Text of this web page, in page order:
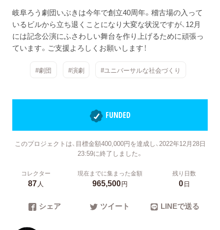
岐阜ろう劇団いぶきは今年で創立40周年。稽古場の入って
いるビルから立ち退くことになり大変な状況ですが、12月
には記念公演にふさわしい舞台を作り上げるために頑張っ
ています。ご支援よろしくお願いします！
#劇団 #演劇 #ユニバーサルな社会づくり
FUNDED
このプロジェクトは、目標金額400,000円を達成し、2022年12月28日
23:59に終了しました。
コレクター
87人
現在までに集まった金額
965,500円
残り日数
0日
シェア ツイート LINEで送る